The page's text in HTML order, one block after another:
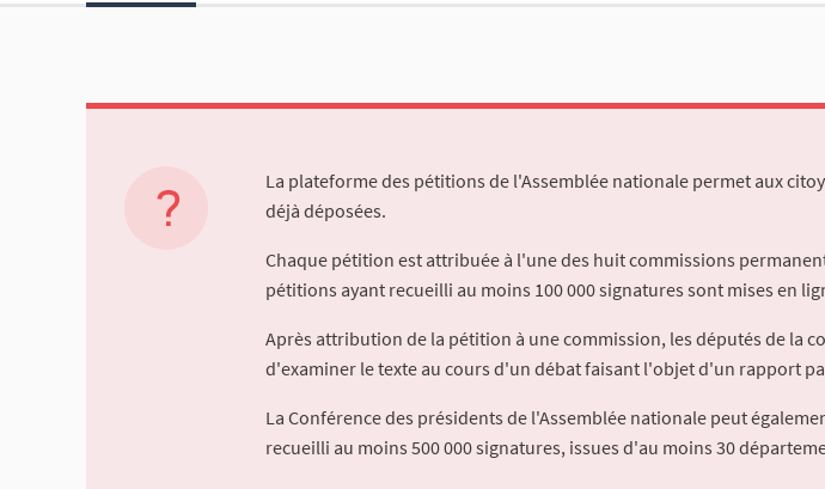
La plateforme des pétitions de l'Assemblée nationale permet aux
déjà déposées.
Chaque pétition est attribuée à l'une des huit commissions
pétitions ayant recueilli au moins 100 000 signatures sont mises en
Après attribution de la pétition à une commission, les députés de
d'examiner le texte au cours d'un débat faisant l'objet d'un rapport
La Conférence des présidents de l'Assemblée nationale peut
recueilli au moins 500 000 signatures, issues d'au moins 30